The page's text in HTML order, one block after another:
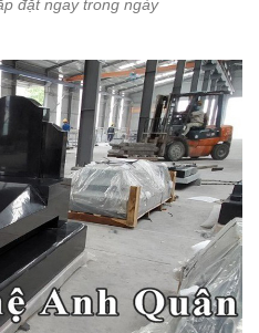
đặt ngay trong ngày